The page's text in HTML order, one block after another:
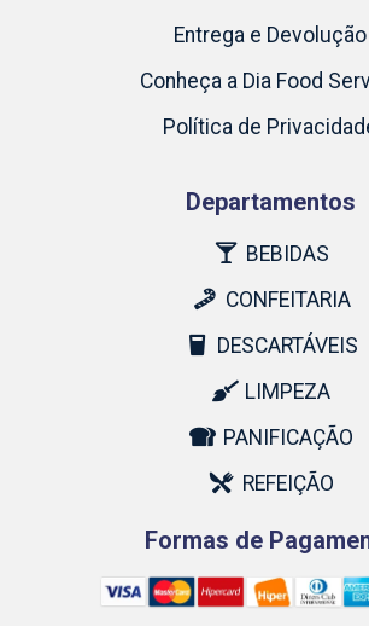
Entrega e Devolução
Conheça a Dia Food
Política de
Departamentos
BEBIDAS
CONFEITARIA
DESCARTÁVEIS
LIMPEZA
PANIFICAÇÃO
REFEIÇÃO
Formas de